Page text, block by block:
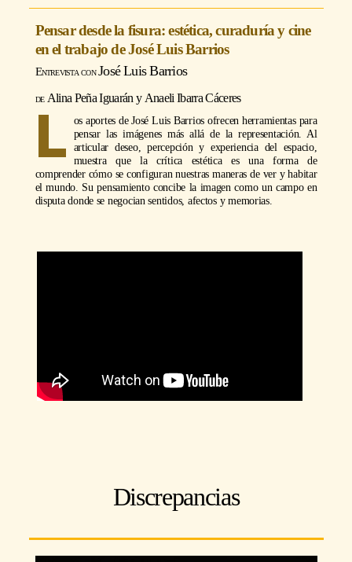
Pensar desde la fisura: estética, curaduría y cine
en el trabajo de José Luis Barrios
José Luis Barrios
Alina Peña Iguarán y Anaeli Ibarra Cáceres
L
os aportes de José Luis Barrios ofrecen herramientas para
pensar las imágenes más allá de la representación. Al
articular deseo, percepción y experiencia del espacio,
muestra que la crítica estética es una forma de
comprender cómo se configuran nuestras maneras de ver y habitar
el mundo. Su pensamiento concibe la imagen como un campo en
disputa donde se negocian sentidos, afectos y memorias.
Discrepancias